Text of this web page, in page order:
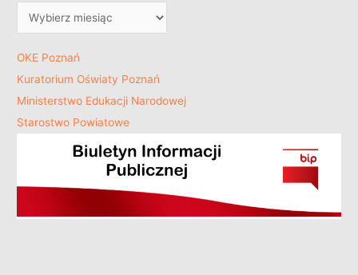
OKE Poznań
Kuratorium Oświaty Poznań
Ministerstwo Edukacji Narodowej
Starostwo Powiatowe